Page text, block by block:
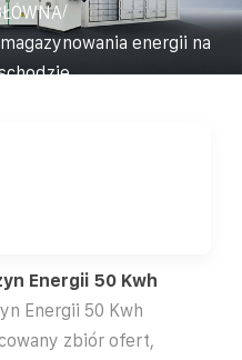
/
energii na
Energii 50 Kwh
Energii 50 Kwh
zbiór ofert,